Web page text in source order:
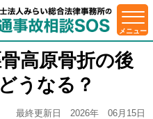
高原骨折の後
うなる？
最終更新日 2026年 06月15日